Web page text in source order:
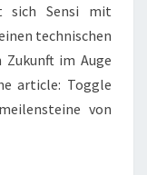
sich Sensi mit
technischen
Zukunft im Auge
article: Toggle
von